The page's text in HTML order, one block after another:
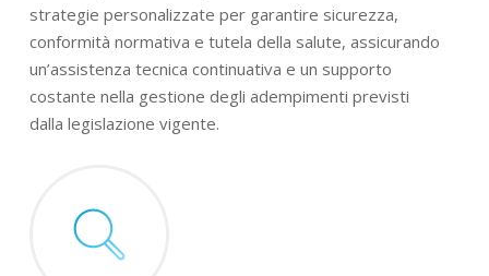
strategie personalizzate per garantire sicurezza,
conformità normativa e tutela della salute, assicurando
un’assistenza tecnica continuativa e un supporto
costante nella gestione degli adempimenti previsti
dalla legislazione vigente.